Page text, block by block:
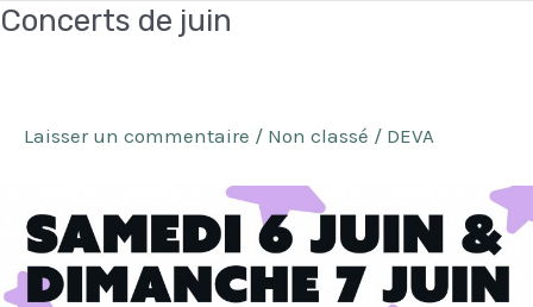
Concerts de juin
Laisser un commentaire / Non classé / DEVA